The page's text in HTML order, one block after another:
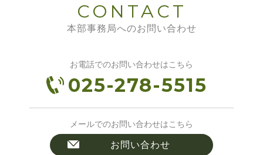
CONTACT
本部事務局へのお問い合わせ
お電話でのお問い合わせはこちら
025-278-5515
メールでのお問い合わせはこちら
お問い合わせ